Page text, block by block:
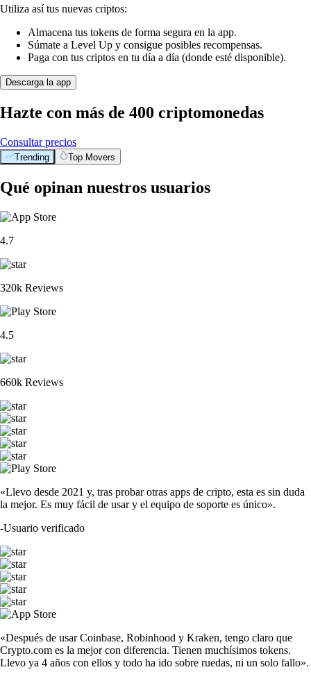
Utiliza así tus nuevas criptos:
Almacena tus tokens de forma segura en la app.
Súmate a Level Up y consigue posibles recompensas.
Paga con tus criptos en tu día a día (donde esté disponible).
Descarga la app
Hazte con más de 400 criptomonedas
Consultar precios
Trending Top Movers
Qué opinan nuestros usuarios
4.7
320k Reviews
4.5
660k Reviews
«Llevo desde 2021 y, tras probar otras apps de cripto, esta es sin duda
la mejor. Es muy fácil de usar y el equipo de soporte es único».
-Usuario verificado
«Después de usar Coinbase, Robinhood y Kraken, tengo claro que
Crypto.com es la mejor con diferencia. Tienen muchísimos tokens.
Llevo ya 4 años con ellos y todo ha ido sobre ruedas, ni un solo fallo».